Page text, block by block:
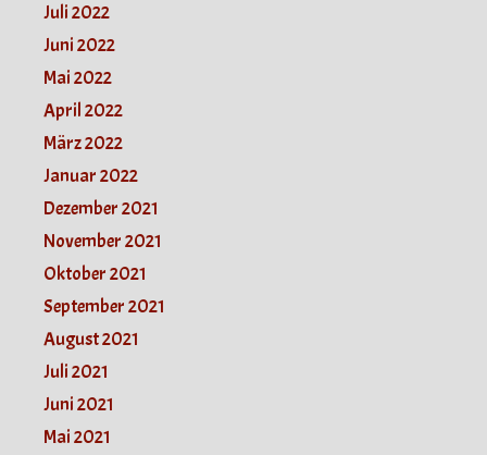
Juli 2022
Juni 2022
Mai 2022
April 2022
März 2022
Januar 2022
Dezember 2021
November 2021
Oktober 2021
September 2021
August 2021
Juli 2021
Juni 2021
Mai 2021